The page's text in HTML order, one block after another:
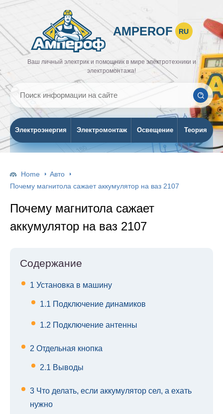
AMPEROF RU
Ваш личный электрик и помощник в мире электротехники и
электромонтажа!
Электроэнергия Электромонтаж Освещение Теория
Home
Авто
Почему магнитола сажает аккумулятор на ваз 2107
Почему магнитола сажает
аккумулятор на ваз 2107
Содержание
1 Установка в машину
1.1 Подключение динамиков
1.2 Подключение антенны
2 Отдельная кнопка
2.1 Выводы
3 Что делать, если аккумулятор сел, а ехать
нужно